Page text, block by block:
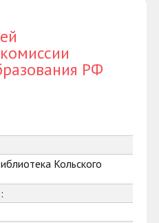
РФ
Кольского